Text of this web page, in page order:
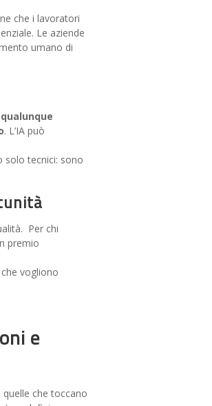
che i lavoratori
Le aziende
umano di
qualunque
. L’IA può
solo tecnici: sono
Per chi
premio
vogliono
e
quelle che toccano